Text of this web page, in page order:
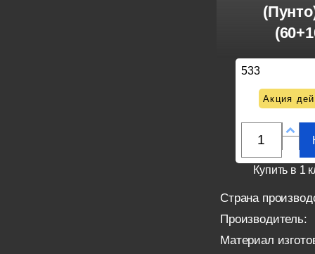
533
Акция
Купить в 1
Страна
Производитель:
Материал